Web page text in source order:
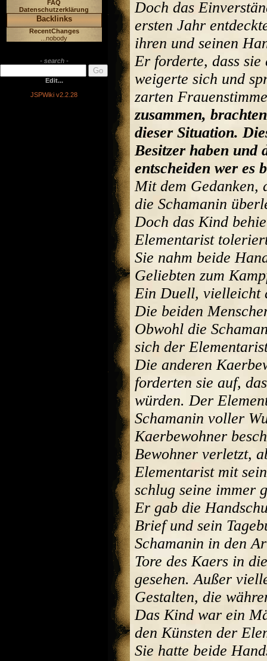
FAQ
Datenschutzerklärung
Backlinks
RecentChanges
...nobody
- search -
Edit...
JSPWiki v2.2.28
Doch das
ersten Jahr
ihren und seinen
Er forderte, dass sie
weigerte sich und
zarten
zusammen,
dieser Situation.
Besitzer haben und
entscheiden wer es
Mit dem Gedanken,
die Schamanin
Doch das Kind
Elementarist
Sie nahm beide
Geliebten zum
Ein Duell, vielleicht
Die beiden
Obwohl die
sich der
Die anderen
forderten sie auf,
würden. Der
Schamanin voller
Kaerbewohner
Bewohner verletzt,
Elementarist mit
schlug seine immer
Er gab die
Brief und sein
Schamanin in den
Tore des Kaers in
gesehen. Außer
Gestalten, die
Das Kind war ein
den Künsten der
Sie hatte beide